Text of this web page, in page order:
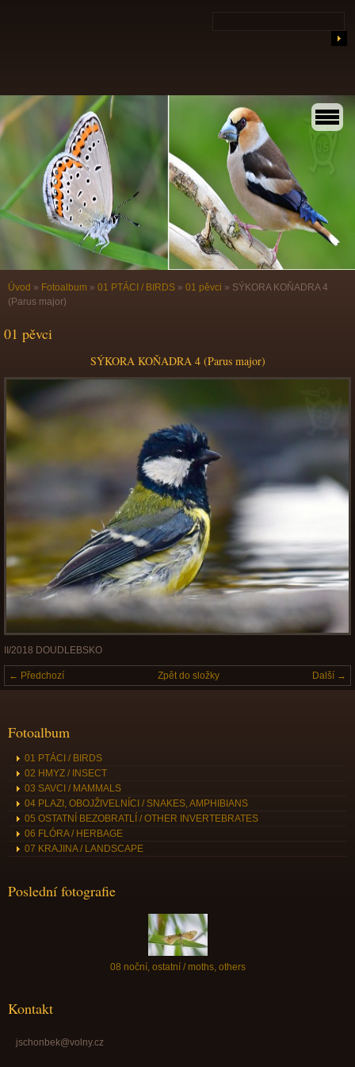
Úvod » Fotoalbum » 01 PTÁCI / BIRDS » 01 pěvci » SÝKORA KOŇADRA 4
(Parus major)
01 pěvci
SÝKORA KOŇADRA 4 (Parus major)
II/2018 DOUDLEBSKO
← Předchozí Další →
Zpět do složky
Fotoalbum
01 PTÁCI / BIRDS
02 HMYZ / INSECT
03 SAVCI / MAMMALS
04 PLAZI, OBOJŽIVELNÍCI / SNAKES, AMPHIBIANS
05 OSTATNÍ BEZOBRATLÍ / OTHER INVERTEBRATES
06 FLÓRA / HERBAGE
07 KRAJINA / LANDSCAPE
Poslední fotografie
08 noční, ostatní / moths, others
Kontakt
jschonbek@volny.cz